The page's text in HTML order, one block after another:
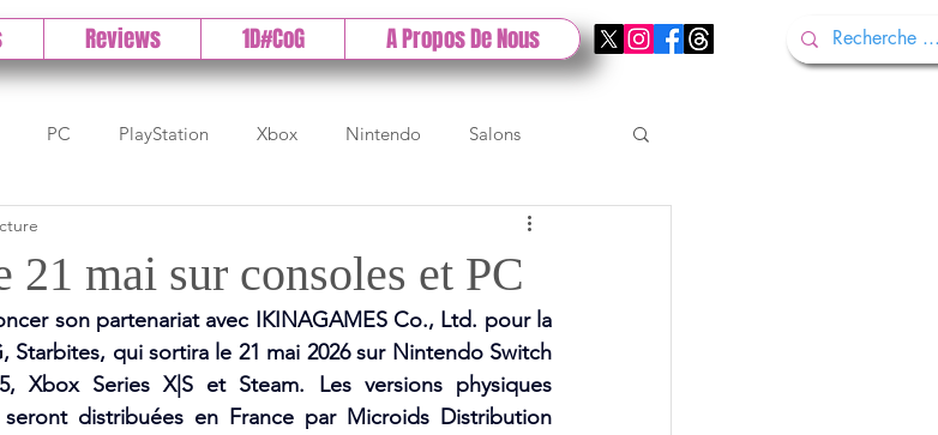
Reviews 1D#CoG A Propos De Nous
PC PlayStation Xbox Nintendo Salons
DLC Gamescom
Test 1DCoG Test Xbox Test Nintendo Test PlayStation
Game Awards Balan
21 mai sur consoles et PC
son partenariat avec IKINAGAMES Co., Ltd. pour la
Starbites, qui sortira le 21 mai 2026 sur Nintendo Switch
Xbox Series X|S et Steam. Les versions physiques
distribuées en France par Microids Distribution